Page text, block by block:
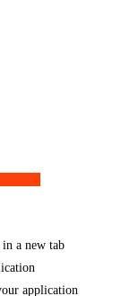
in a new tab
application